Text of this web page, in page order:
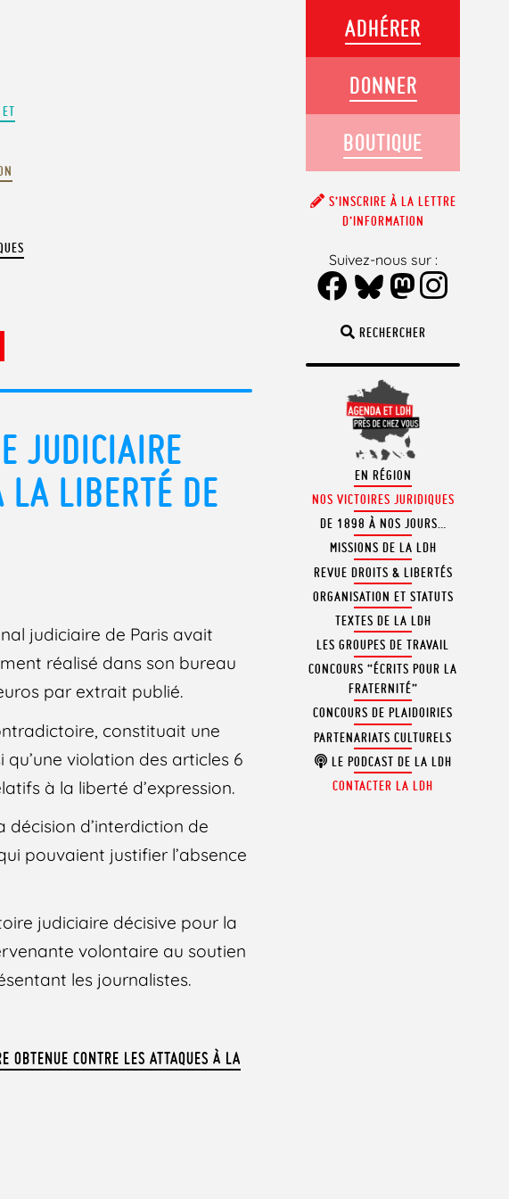
JUDICIAIRE
LA LIBERTÉ DE
judiciaire de Paris avait
réalisé dans son bureau
par extrait publié.
constituait une
violation des articles 6
à la liberté d’expression.
décision d’interdiction de
pouvaient justifier l’absence
judiciaire décisive pour la
volontaire au soutien
les journalistes.
OBTENUE CONTRE LES ATTAQUES À LA
RECHERCHER
EN RÉGION
NOS VICTOIRES JURIDIQUES
DE 1898 À NOS JOURS…
MISSIONS DE LA LDH
REVUE DROITS & LIBERTÉS
ORGANISATION ET STATUTS
TEXTES DE LA LDH
LES GROUPES DE TRAVAIL
CONCOURS “ÉCRITS POUR LA
FRATERNITÉ”
CONCOURS DE PLAIDOIRIES
PARTENARIATS CULTURELS
LE PODCAST DE LA LDH
CONTACTER LA LDH
ADHÉRER
DONNER
BOUTIQUE
S’INSCRIRE À LA LETTRE
D’INFORMATION
Suivez-nous sur :